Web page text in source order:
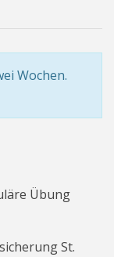
Wochen.
Übung
St.